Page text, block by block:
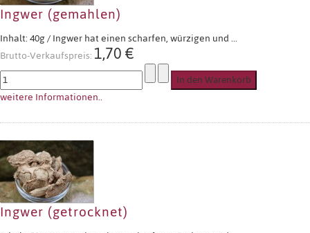
Ingwer (gemahlen)
Inhalt: 40g / Ingwer hat einen scharfen, würzigen und ...
Brutto-Verkaufspreis:1,70 €
weitere Informationen..
Ingwer (getrocknet)